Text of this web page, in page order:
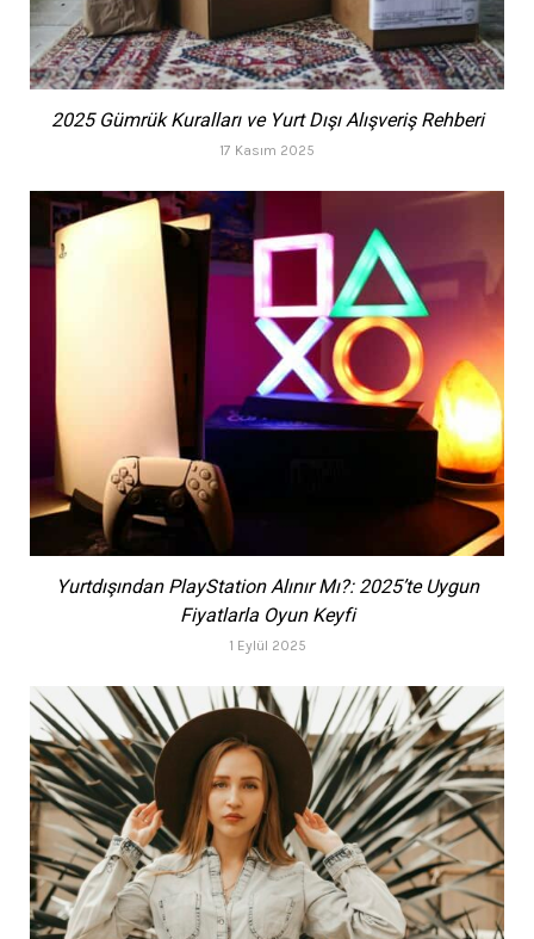
2025 Gümrük Kuralları ve Yurt Dışı Alışveriş Rehberi
17 Kasım 2025
Yurtdışından PlayStation Alınır Mı?: 2025’te Uygun
Fiyatlarla Oyun Keyfi
1 Eylül 2025